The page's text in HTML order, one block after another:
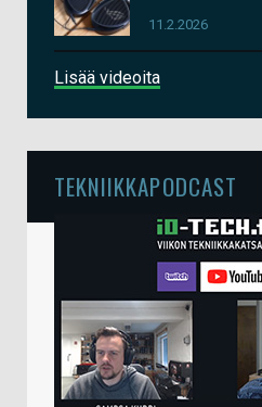
11.2.2026
Lisää videoita
TEKNIIKKAPODCAST